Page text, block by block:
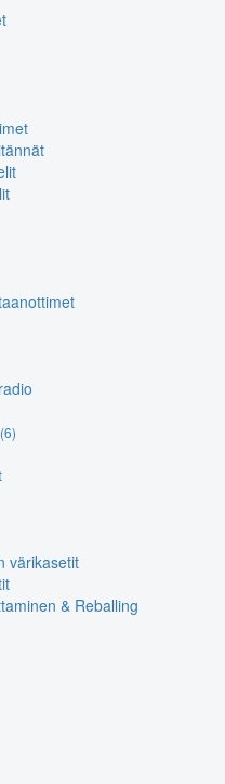
(6)
värikasetit
& Reballing